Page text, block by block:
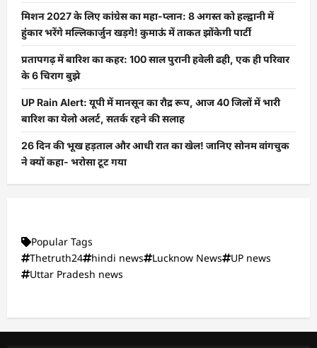
मिशन 2027 के लिए कांग्रेस का महा-प्लान: 8 अगस्त को हल्द्वानी में
हुंकार भरेंगे मल्लिकार्जुन खड़गे! कुमाऊं में ताकत झोंकेगी पार्टी
प्रतापगढ़ में बारिश का कहर: 100 साल पुरानी हवेली ढही, एक ही परिवार
के 6 चिराग बुझे
UP Rain Alert: यूपी में मानसून का रौद्र रूप, आज 40 जिलों में भारी
बारिश का येलो अलर्ट, सतर्क रहने की सलाह
26 दिन की भूख हड़ताल और आधी रात का खेल! जानिए सोनम वांगचुक
ने क्यों कहा- भरोसा टूट गया
Popular Tags
Thetruth24
hindi news Lucknow News
UP news
Uttar Pradesh news